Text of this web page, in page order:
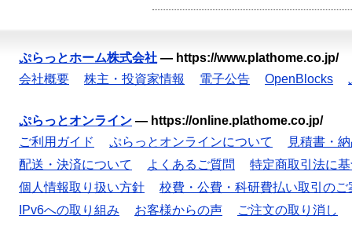
ぷらっとホーム株式会社 — https://www.plathome.co.jp/
会社概要
株主・投資家情報 電子公告 OpenBlocks
ぷらっとオンライン — https://online.plathome.co.jp/
ご利用ガイド
ぷらっとオンラインについて
見積書・
配送・決済について
よくあるご質問
特定商取引法に
個人情報取り扱い方針
校費・公費・科研費払い取引のご
IPv6への取り組み
お客様からの声 ご注文の取り消し